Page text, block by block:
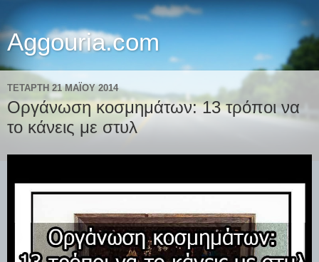
Aggouria.com
ΤΕΤΆΡΤΗ 21 ΜΑΪ́ΟΥ 2014
Οργάνωση κοσμημάτων: 13 τρόποι να
το κάνεις με στυλ